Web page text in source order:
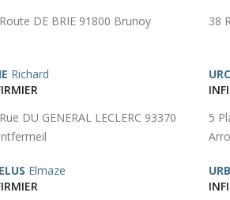
DE BRIE 91800 Brunoy
38
Richard
DU GENERAL LECLERC 93370
5
Elmaze